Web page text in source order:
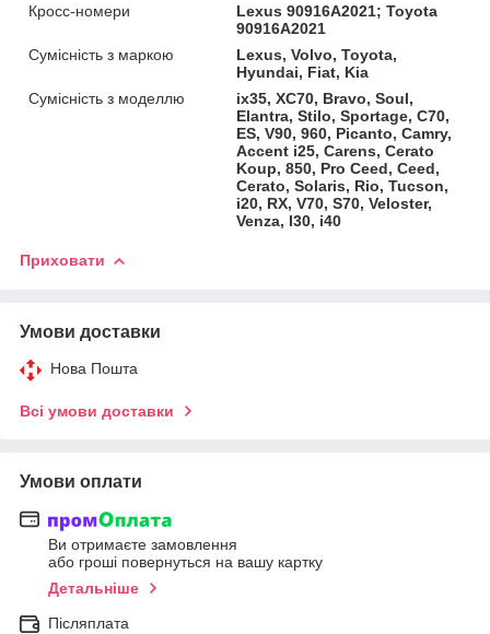
Кросс-номери
Lexus 90916A2021; Toyota
90916A2021
Сумісність з маркою
Lexus, Volvo, Toyota,
Hyundai, Fiat, Kia
Сумісність з моделлю
ix35, XC70, Bravo, Soul,
Elantra, Stilo, Sportage, C70,
ES, V90, 960, Picanto, Camry,
Accent i25, Carens, Cerato
Koup, 850, Pro Ceed, Ceed,
Cerato, Solaris, Rio, Tucson,
i20, RX, V70, S70, Veloster,
Venza, I30, i40
Приховати
Умови доставки
Нова Пошта
Всі умови доставки
Умови оплати
Ви отримаєте замовлення
або гроші повернуться на вашу картку
Детальніше
Післяплата